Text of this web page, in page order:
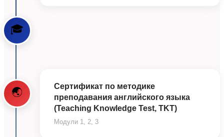
🎓
🌏
Сертификат по методике
преподавания английского языка
(Teaching Knowledge Test, TKT)
Модули 1, 2, 3